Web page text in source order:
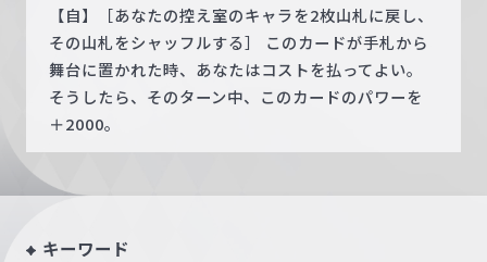
【自】［あなたの控え室のキャラを2枚山札に戻し、
その山札をシャッフルする］ このカードが手札から
舞台に置かれた時、あなたはコストを払ってよい。
そうしたら、そのターン中、このカードのパワーを
＋2000。
キーワード